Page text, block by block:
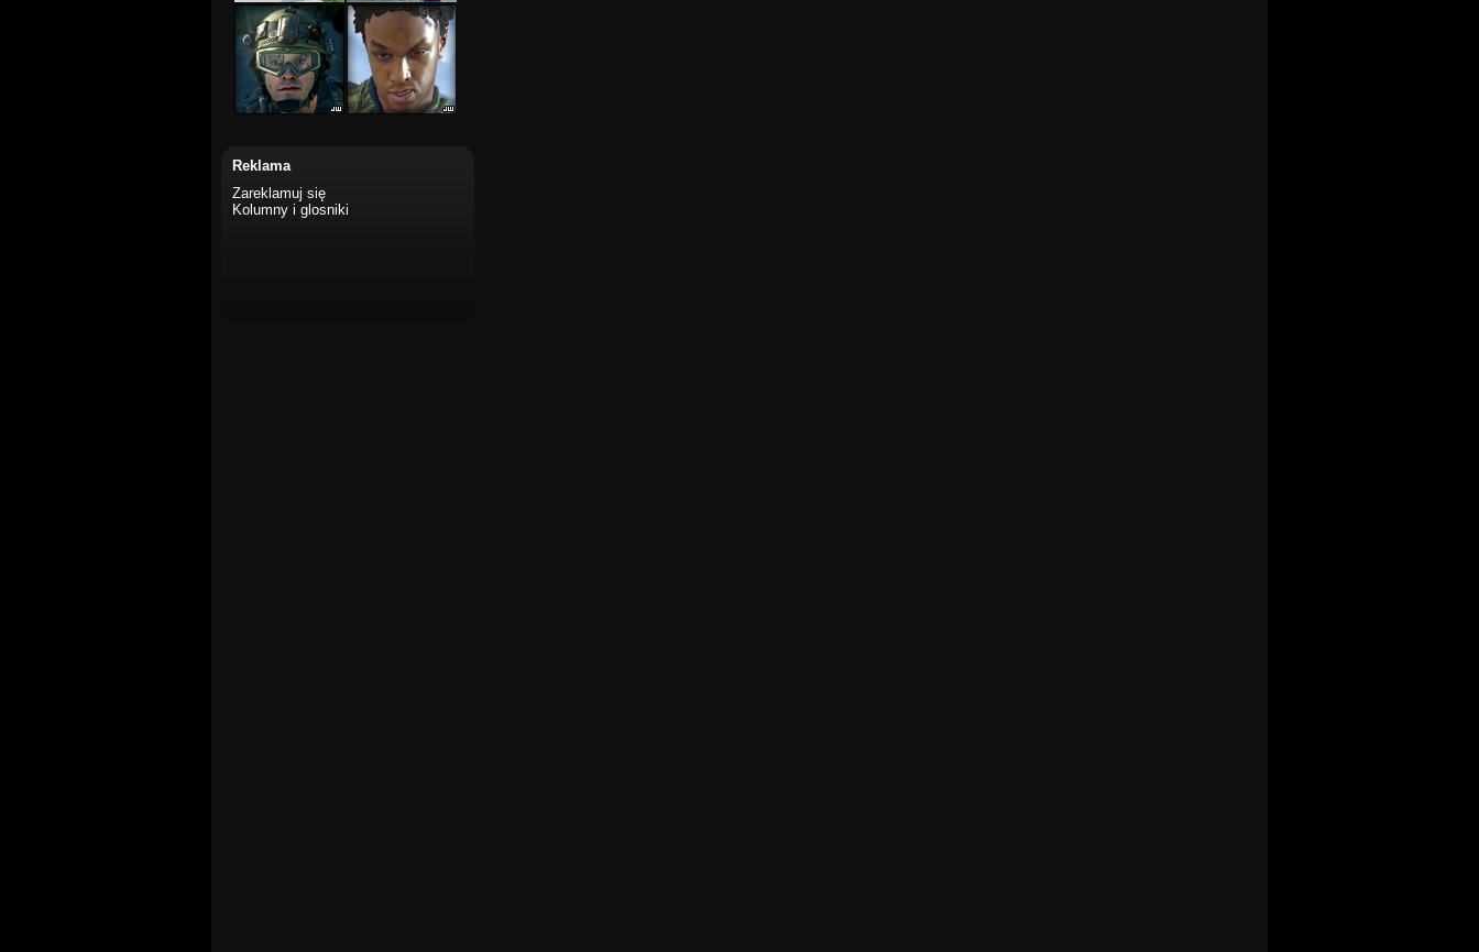
Reklama
Zareklamuj się
Kolumny i glosniki